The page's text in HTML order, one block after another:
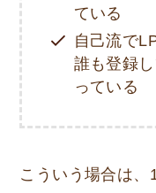
ている
自己流で
誰も登録
っている
こういう場合は、